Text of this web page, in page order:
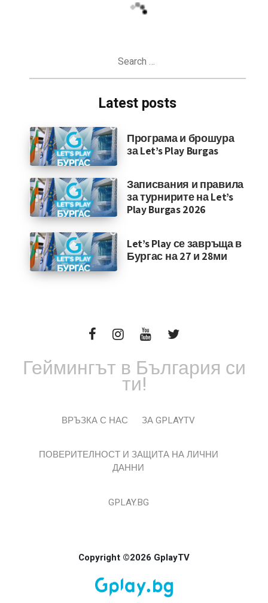
Latest posts
Програма и брошура
за Let’s Play Burgas
Записвания и правила
за турнирите на Let’s
Play Burgas 2026
Let’s Play се завръща в
Бургас на 27 и 28ми
Геймингът в България си
ти!
ВРЪЗКА С НАС ЗА GPLAYTV
ПОВЕРИТЕЛНОСТ И ЗАЩИТА НА ЛИЧНИ
ДАННИ
GPLAY.BG
Copyright ©2026 GplayTV